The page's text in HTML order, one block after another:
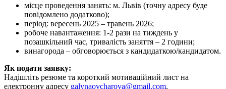
місце проведення занять: м. Львів (точну адресу буде
повідомлено додатково);
період: вересень 2025 – травень 2026;
робоче навантаження: 1-2 рази на тиждень у
позашкільний час, тривалість заняття – 2 години;
винагорода – обговорюється з кандидаткою/кандидатом.
Як подати заявку:
Надішліть резюме та короткий мотиваційний лист на
електронну адресу galynaovcharova@gmail.com,